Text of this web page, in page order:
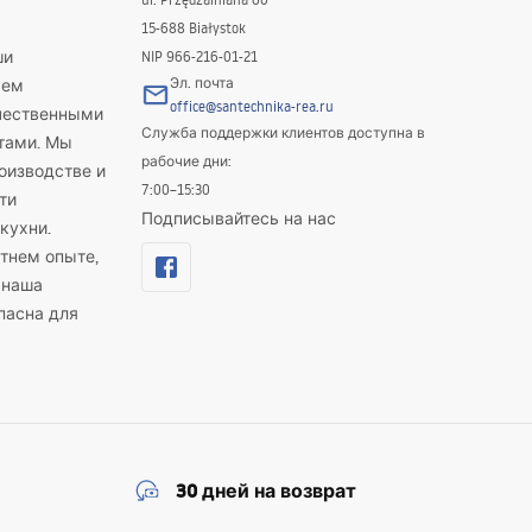
Мы
и
опыте,
для
15-688 Białystok
NIP 966-216-01-21
Эл. почта
office@santechnika-rea.ru
Служба поддержки клиентов доступна в
рабочие дни:
7:00–15:30
Подписывайтесь на нас
30 дней на возврат